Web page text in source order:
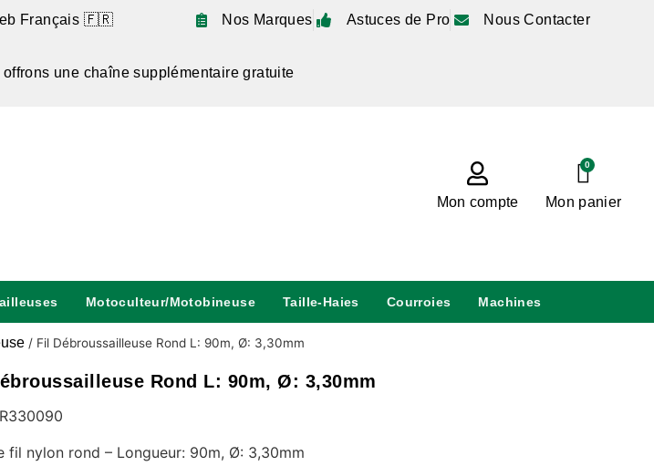
Français 🇫🇷 Nos Marques Astuces de Pro Nous Contacter
une chaîne supplémentaire gratuite
Mon compte
0
Mon panier
Motoculteur/Motobineuse Taille-Haies Courroies Machines
/ Fil Débroussailleuse Rond L: 90m, Ø: 3,30mm
Rond L: 90m, Ø: 3,30mm
fil nylon rond – Longueur: 90m, Ø: 3,30mm